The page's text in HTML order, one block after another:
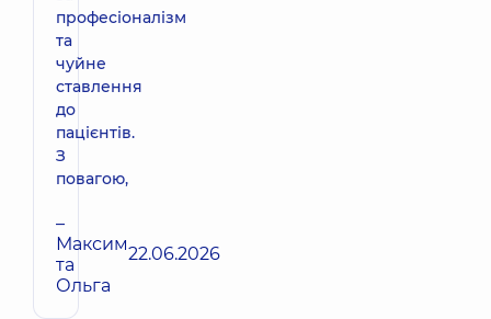
професіоналізм
та
чуйне
ставлення
до
пацієнтів.
З
повагою,
–
Максим
та
Ольга
22.06.2026